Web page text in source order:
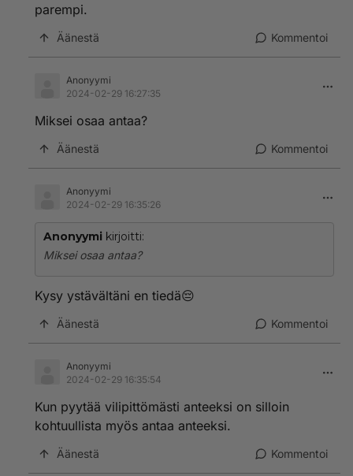
parempi.
Äänestä Kommentoi
Anonyymi
2024-02-29 16:27:35
Miksei osaa antaa?
Äänestä Kommentoi
Anonyymi
2024-02-29 16:35:26
Anonyymi kirjoitti:
Miksei osaa antaa?
Kysy ystävältäni en tiedä😔
Äänestä Kommentoi
Anonyymi
2024-02-29 16:35:54
Kun pyytää vilipittömästi anteeksi on silloin
kohtuullista myös antaa anteeksi.
Äänestä Kommentoi